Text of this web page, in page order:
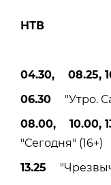
НТВ
04.30, 08.25,
06.30 "Утро.
08.00, 10.00,
"Сегодня" (16+)
13.25